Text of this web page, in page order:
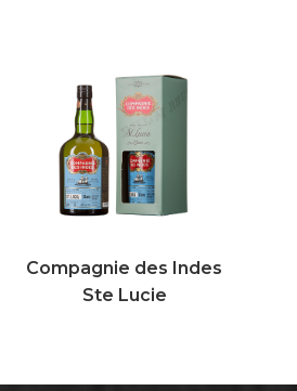
Compagnie des Indes
Ste Lucie